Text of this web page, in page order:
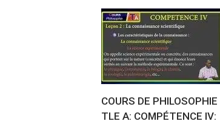
COURS DE PHILOSOPHIE
TLE A: COMPÉTENCE IV: